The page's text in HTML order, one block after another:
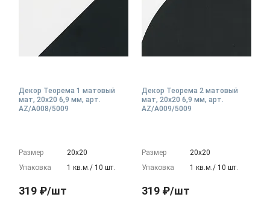
Декор Теорема 1 матовый
мат, 20x20 6,9 мм, арт.
AZ/A008/5009
Размер
20х20
Упаковка
1 кв.м./ 10 шт.
319 ₽/шт
Декор Теорема 2 матовый
мат, 20x20 6,9 мм, арт.
AZ/A009/5009
Размер
20х20
Упаковка
1 кв.м./ 10 шт.
319 ₽/шт